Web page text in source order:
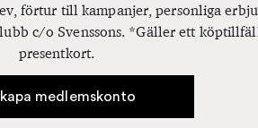
förtur till kampanjer, personliga
c/o Svenssons. *Gäller ett
presentkort.
medlemskonto